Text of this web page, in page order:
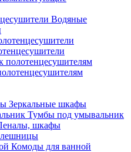
Водяные
Зеркальные шкафы
Тумбы под умывальник
шкафы
Комоды для ванной